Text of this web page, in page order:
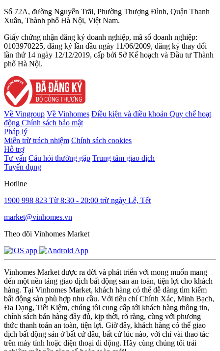
Số 72A, đường Nguyễn Trãi, Phường Thượng Đình, Quận Thanh
Xuân, Thành phố Hà Nội, Việt Nam.
Giấy chứng nhận đăng ký doanh nghiệp, mã số doanh nghiệp:
0103970225, đăng ký lần đầu ngày 11/06/2009, đăng ký thay đổi
lần thứ 14 ngày 12/12/2019, cấp bởi Sở Kế hoạch và Đầu tư Thành
phố Hà Nội.
Về Vingroup Về Vinhomes Điều kiện và điều khoản Quy chế hoạt
động Chính sách bảo mật
Pháp lý
Miễn trừ trách nhiệm Chính sách cookies
Hỗ trợ
Tư vấn Câu hỏi thường gặp Trung tâm giao dịch
Tuyển dụng
Hotline
1900 998 823 Từ 8:30 - 20:00 trừ ngày Lễ, Tết
market@vinhomes.vn
Theo dõi Vinhomes Market
Vinhomes Market được ra đời và phát triển với mong muốn mang
đến một nền tảng giao dịch bất động sản an toàn, tiện lợi cho khách
hàng. Tại Vinhomes Market, khách hàng có thể dễ dàng tìm kiếm
bất động sản phù hợp nhu cầu. Với tiêu chí Chính Xác, Minh Bạch,
Đa Dạng, Tiết Kiệm, chúng tôi cung cấp tới khách hàng thông tin,
chính sách bán hàng đầy đủ, kịp thời, rõ ràng, cùng với phương
thức thanh toán an toàn, tiện lợi. Giờ đây, khách hàng có thể giao
dịch bất động sản ở bất cứ đâu, bất cứ lúc nào, với chỉ vài thao tác
trên máy tính hoặc điện thoại di động. Hãy cùng chúng tôi trải